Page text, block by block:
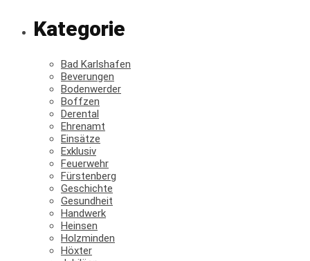
Kategorie
Bad Karlshafen
Beverungen
Bodenwerder
Boffzen
Derental
Ehrenamt
Einsätze
Exklusiv
Feuerwehr
Fürstenberg
Geschichte
Gesundheit
Handwerk
Heinsen
Holzminden
Höxter